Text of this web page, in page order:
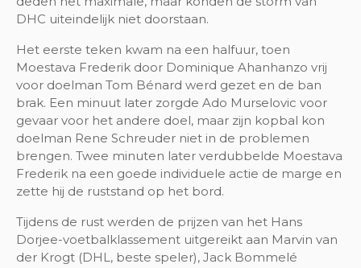
DHC uiteindelijk niet doorstaan.
Het eerste teken kwam na een halfuur, toen
Moestava Frederik door Dominique Ahanhanzo vrij
voor doelman Tom Bénard werd gezet en de ban
brak. Een minuut later zorgde Ado Murselovic voor
gevaar voor het andere doel, maar zijn kopbal kon
doelman Rene Schreuder niet in de problemen
brengen. Twee minuten later verdubbelde Moestava
Frederik na een goede individuele actie de marge en
zette hij de ruststand op het bord.
Tijdens de rust werden de prijzen van het Hans
Dorjee-voetbalklassement uitgereikt aan Marvin van
der Krogt (DHL, beste speler), Jack Bommelé